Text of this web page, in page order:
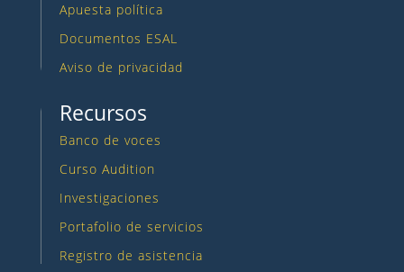
Apuesta política
Documentos ESAL
Aviso de privacidad
Recursos
Banco de voces
Curso Audition
Investigaciones
Portafolio de servicios
Registro de asistencia